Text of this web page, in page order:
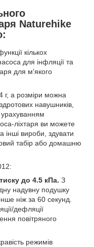
Naturehike
кількох
для інфляції та
для м'якого
г, а розміри можна
навушників,
ліхтаря ви можете
вироби, здувати
табір або домашню
до 4.5 кПа. З
надувну подушку
ніж за 60 секунд.
дефляції
повітряного
режимів